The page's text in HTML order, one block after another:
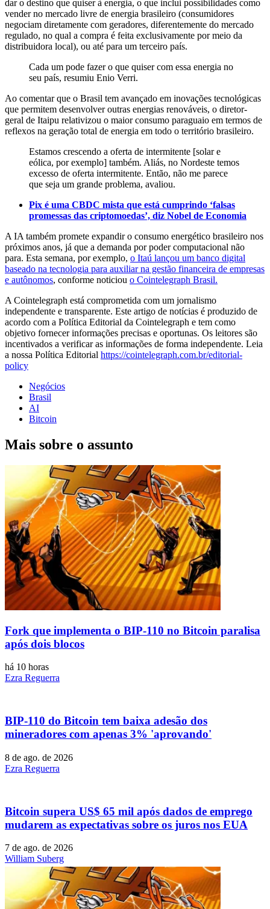
dar o destino que quiser à energia, o que inclui possibilidades como
vender no mercado livre de energia brasileiro (consumidores
negociam diretamente com geradores, diferentemente do mercado
regulado, no qual a compra é feita exclusivamente por meio da
distribuidora local), ou até para um terceiro país.
Cada um pode fazer o que quiser com essa energia no
seu país, resumiu Enio Verri.
Ao comentar que o Brasil tem avançado em inovações tecnológicas
que permitem desenvolver outras energias renováveis, o diretor-
geral de Itaipu relativizou o maior consumo paraguaio em termos de
reflexos na geração total de energia em todo o território brasileiro.
Estamos crescendo a oferta de intermitente [solar e
eólica, por exemplo] também. Aliás, no Nordeste temos
excesso de oferta intermitente. Então, não me parece
que seja um grande problema, avaliou.
Pix é uma CBDC mista que está cumprindo ‘falsas
promessas das criptomoedas’, diz Nobel de Economia
A IA também promete expandir o consumo energético brasileiro nos
próximos anos, já que a demanda por poder computacional não
para. Esta semana, por exemplo, o Itaú lançou um banco digital
baseado na tecnologia para auxiliar na gestão financeira de empresas
e autônomos, conforme noticiou o Cointelegraph Brasil.
A Cointelegraph está comprometida com um jornalismo
independente e transparente. Este artigo de notícias é produzido de
acordo com a Política Editorial da Cointelegraph e tem como
objetivo fornecer informações precisas e oportunas. Os leitores são
incentivados a verificar as informações de forma independente. Leia
a nossa Política Editorial https://cointelegraph.com.br/editorial-
policy
Negócios
Brasil
AI
Bitcoin
Mais sobre o assunto
Fork que implementa o BIP-110 no Bitcoin paralisa
após dois blocos
há 10 horas
Ezra Reguerra
BIP-110 do Bitcoin tem baixa adesão dos
mineradores com apenas 3% 'aprovando'
8 de ago. de 2026
Ezra Reguerra
Bitcoin supera US$ 65 mil após dados de emprego
mudarem as expectativas sobre os juros nos EUA
7 de ago. de 2026
William Suberg